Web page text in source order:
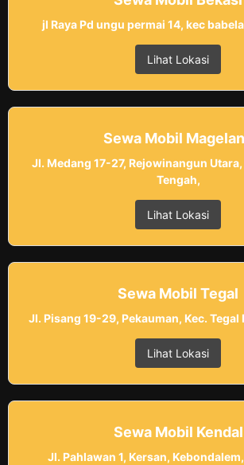
jl Raya Pd ungu permai 14, kec
Lihat Lokasi
Sewa Mobil
Jl. Medang 17-27, Rejowinangun
Tengah,
Lihat Lokasi
Sewa Mobil Tegal
Jl. Pisang 19-29, Pekauman, Kec. Tegal
Lihat Lokasi
Sewa Mobil Kendal
Jl. Pahlawan 1, Kersan,